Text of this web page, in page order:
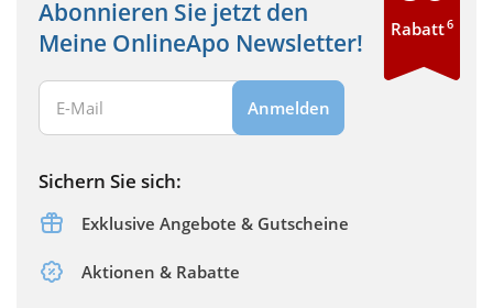
Abonnieren Sie jetzt den
Meine OnlineApo Newsletter!
Ihre E-Mail Adresse:
Anmelden
Sichern Sie sich:
Exklusive Angebote & Gutscheine
Aktionen & Rabatte
Rabatt6